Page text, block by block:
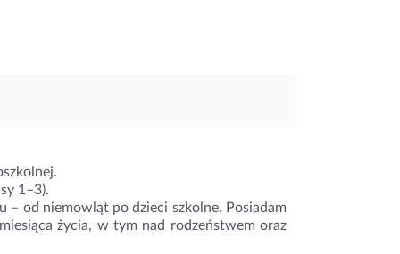
1–3).
– od niemowląt po dzieci szkolne. Posiadam
życia, w tym nad rodzeństwem oraz